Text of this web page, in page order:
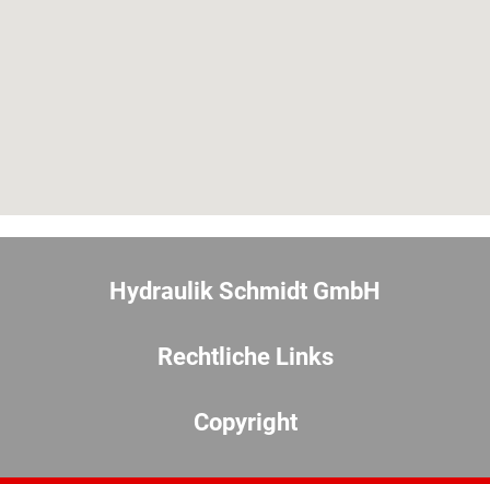
Hydraulik Schmidt GmbH
Rechtliche Links
Copyright